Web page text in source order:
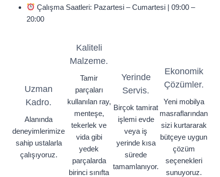
Çalışma Saatleri: Pazartesi – Cumartesi | 09:00 –
20:00
Uzman
Kadro.
Alanında
deneyimlerimize
sahip ustalarla
çalışıyoruz.
Kaliteli
Malzeme.
Tamir
parçaları
kullanılan ray,
menteşe,
tekerlek ve
vida gibi
yedek
parçalarda
birinci sınıfta
Yerinde
Servis.
Birçok tamirat
işlemi evde
veya iş
yerinde kısa
sürede
tamamlanıyor.
Ekonomik
Çözümler.
Yeni mobilya
masraflarından
sizi kurtararak
bütçeye uygun
çözüm
seçenekleri
sunuyoruz.